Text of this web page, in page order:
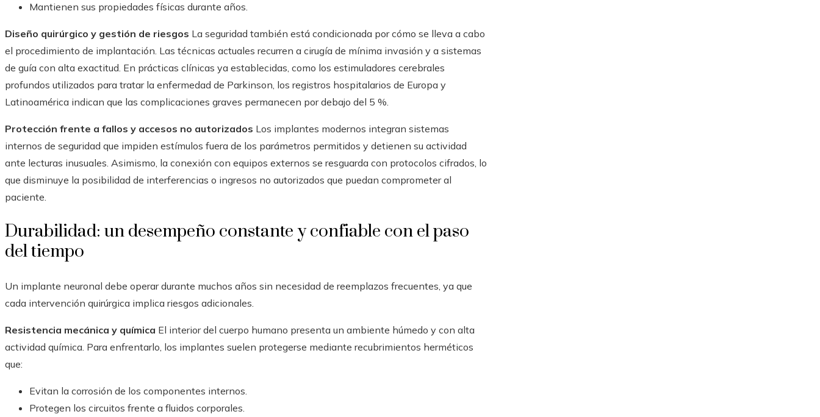
Mantienen sus propiedades físicas durante años.
Diseño quirúrgico y gestión de riesgos La seguridad también está condicionada por cómo se lleva a cabo
el procedimiento de implantación. Las técnicas actuales recurren a cirugía de mínima invasión y a sistemas
de guía con alta exactitud. En prácticas clínicas ya establecidas, como los estimuladores cerebrales
profundos utilizados para tratar la enfermedad de Parkinson, los registros hospitalarios de Europa y
Latinoamérica indican que las complicaciones graves permanecen por debajo del 5 %.
Protección frente a fallos y accesos no autorizados Los implantes modernos integran sistemas
internos de seguridad que impiden estímulos fuera de los parámetros permitidos y detienen su actividad
ante lecturas inusuales. Asimismo, la conexión con equipos externos se resguarda con protocolos cifrados, lo
que disminuye la posibilidad de interferencias o ingresos no autorizados que puedan comprometer al
paciente.
Durabilidad: un desempeño constante y confiable con el paso
del tiempo
Un implante neuronal debe operar durante muchos años sin necesidad de reemplazos frecuentes, ya que
cada intervención quirúrgica implica riesgos adicionales.
Resistencia mecánica y química El interior del cuerpo humano presenta un ambiente húmedo y con alta
actividad química. Para enfrentarlo, los implantes suelen protegerse mediante recubrimientos herméticos
que:
Evitan la corrosión de los componentes internos.
Protegen los circuitos frente a fluidos corporales.